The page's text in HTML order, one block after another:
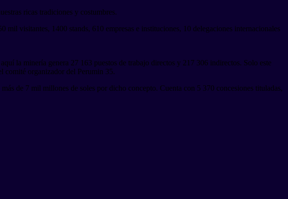
ricas tradiciones y costumbres.
visitantes, 1400 stands, 610 empresas e instituciones, 10 delegaciones internacionales
la minería genera 27 163 puestos de trabajo directos y 217 306 indirectos. Solo este
comité organizador del Perumin 35.
de 7 mil millones de soles por dicho concepto. Cuenta con 5 370 concesiones tituladas,